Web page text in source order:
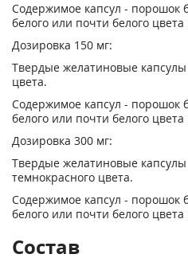
Содержимое капсул - порошок
белого или почти белого
Дозировка 150 мг:
Твердые желатиновые
цвета.
Содержимое капсул - порошок
белого или почти белого
Дозировка 300 мг:
Твердые желатиновые
темнокрасного цвета.
Содержимое капсул - порошок
белого или почти белого
Состав